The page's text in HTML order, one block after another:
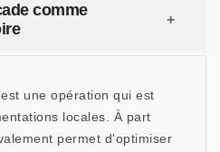
comme
une opération qui est
locales. À part
permet d'optimiser